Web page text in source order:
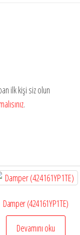
ilk kişi siz olun
.
Damper (424161YP1TE)
Devamını oku